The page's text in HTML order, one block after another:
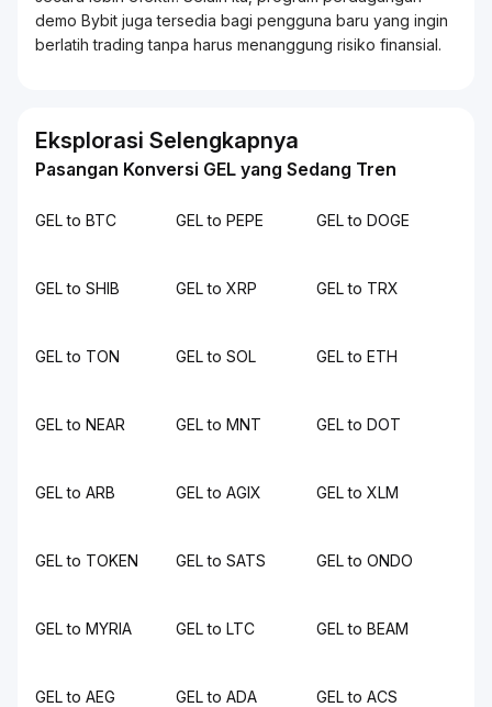
demo Bybit juga tersedia bagi pengguna baru yang ingin
berlatihtradingtanpa harus menanggung risiko finansial.
Eksplorasi Selengkapnya
Pasangan Konversi GEL yang Sedang Tren
GEL to BTC GEL to PEPE GEL to DOGE
GEL to SHIB GEL to XRP GEL to TRX
GEL to TON GEL to SOL GEL to ETH
GEL to NEAR GEL to MNT GEL to DOT
GEL to ARB GEL to AGIX GEL to XLM
GEL to TOKEN GEL to SATS GEL to ONDO
GEL to MYRIA GEL to LTC GEL to BEAM
GEL to AEG GEL to ADA GEL to ACS